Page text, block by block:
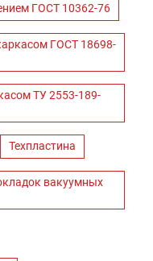
ГОСТ 10362-76
ГОСТ 18698-
ТУ 2553-189-
Техпластина
вакуумных